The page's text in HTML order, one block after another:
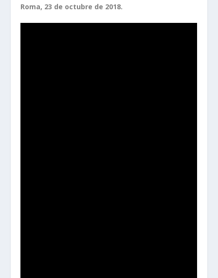
Roma, 23 de octubre de 2018.